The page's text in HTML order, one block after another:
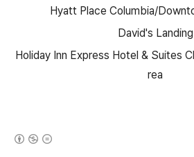
Hyatt Place Columbia/
David's Landing
Holiday Inn Express Hotel & Suites
rea